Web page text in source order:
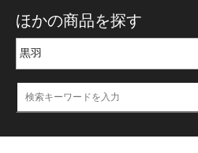
ほかの商品を探す